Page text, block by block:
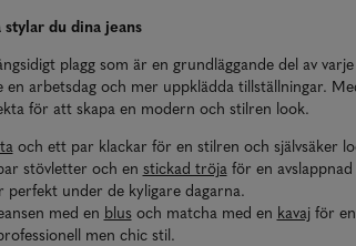
stylar du dina jeans
plagg som är en grundläggande del av varje
arbetsdag och mer uppklädda tillställningar.
för att skapa en modern och stilren look.
och ett par klackar för en stilren och självsäker
stövletter och en stickad tröja för en
perfekt under de kyligare dagarna.
med en blus och matcha med en kavajför en
men chic stil.